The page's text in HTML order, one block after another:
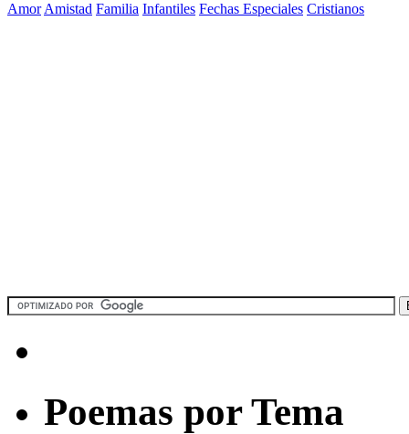
Amor Amistad Familia Infantiles Fechas Especiales Cristianos
Poemas por Tema